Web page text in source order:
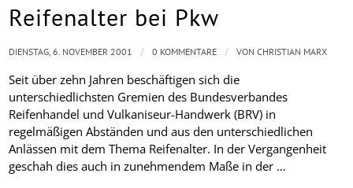
Reifenalter bei Pkw
Seit über zehn Jahren beschäftigen sich die
unterschiedlichsten Gremien des Bundesverbandes
Reifenhandel und Vulkaniseur-Handwerk (BRV) in
regelmäßigen Abständen und aus den unterschiedlichen
Anlässen mit dem Thema Reifenalter. In der Vergangenheit
geschah dies auch in zunehmendem Maße in der …
DIENSTAG, 6. NOVEMBER 2001 / 0 KOMMENTARE / VONCHRISTIAN MARX